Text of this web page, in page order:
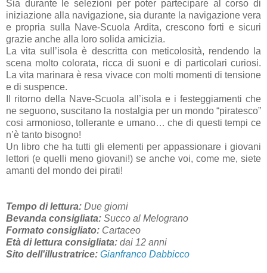
Sia durante le selezioni per poter partecipare al corso di
iniziazione alla navigazione, sia durante la navigazione vera
e propria sulla Nave-Scuola Ardita, crescono forti e sicuri
grazie anche alla loro solida amicizia.
La vita sull’isola è descritta con meticolosità, rendendo la
scena molto colorata, ricca di suoni e di particolari curiosi.
La vita marinara è resa vivace con molti momenti di tensione
e di suspence.
Il ritorno della Nave-Scuola all’isola e i festeggiamenti che
ne seguono, suscitano la nostalgia per un mondo “piratesco”
cosi armonioso, tollerante e umano… che di questi tempi ce
n’è tanto bisogno!
Un libro che ha tutti gli elementi per appassionare i giovani
lettori (e quelli meno giovani!) se anche voi, come me, siete
amanti del mondo dei pirati!
Tempo di lettura: Due giorni
Bevanda consigliata: Succo al Melograno
Formato consigliato: Cartaceo
Età di lettura consigliata: dai 12 anni
Sito dell'illustratrice: Gianfranco Dabbicco